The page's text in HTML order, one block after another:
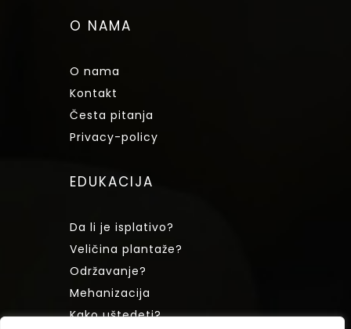
O NAMA
O nama
Kontakt
Česta pitanja
Privacy-policy
EDUKACIJA
Da li je isplativo?
Veličina plantaže?
Održavanje?
Mehanizacija
Kako uštedeti?